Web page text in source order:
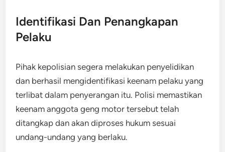
Identifikasi Dan Penangkapan
Pelaku
Pihak kepolisian segera melakukan penyelidikan
dan berhasil mengidentifikasi keenam pelaku yang
terlibat dalam penyerangan itu. Polisi memastikan
keenam anggota geng motor tersebut telah
ditangkap dan akan diproses hukum sesuai
undang-undang yang berlaku.